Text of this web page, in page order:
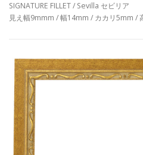
SIGNATURE FILLET / Sevilla セビリア
見え幅9mmm / 幅14mm / カカリ5mm /